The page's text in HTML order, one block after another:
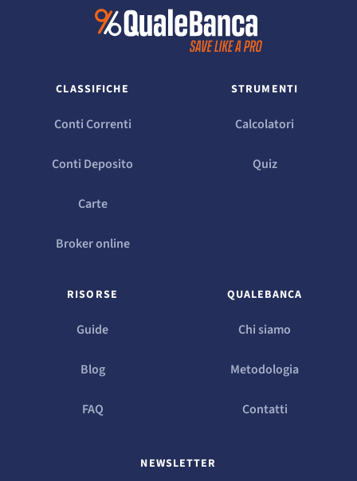
CLASSIFICHE
Conti Correnti
Conti Deposito
Carte
Broker online
STRUMENTI
Calcolatori
Quiz
RISORSE
Guide
Blog
FAQ
QUALEBANCA
Chi siamo
Metodologia
Contatti
NEWSLETTER